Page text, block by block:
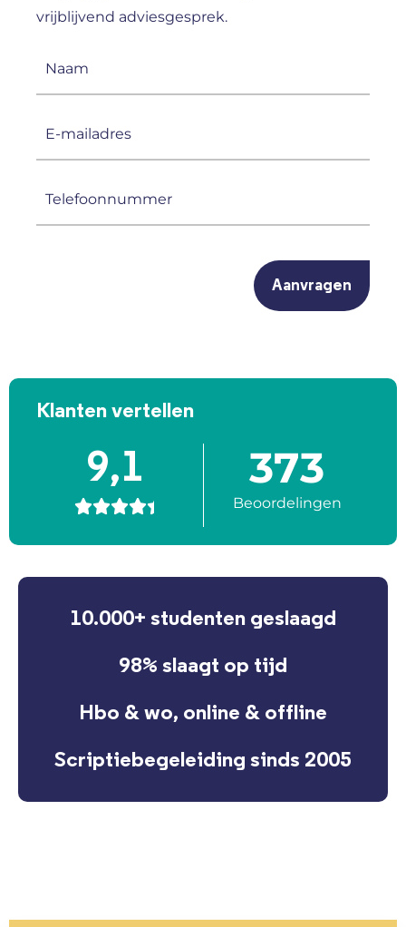
vrijblijvend adviesgesprek.
Klanten vertellen
9,1

373
Beoordelingen
10.000+ studenten geslaagd
98% slaagt op tijd
Hbo & wo, online & offline
Scriptiebegeleiding sinds 2005